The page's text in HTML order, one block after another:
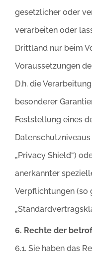
gesetzlicher oder
verarbeiten oder
Drittland nur beim
Voraussetzungen
D.h. die
besonderer
Feststellung eines
„Privacy Shield“)
anerkannter
Verpflichtungen (so
6. Rechte der
6.1. Sie haben das